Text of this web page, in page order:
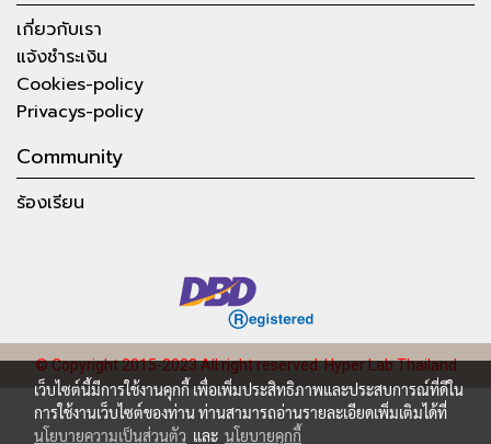
เกี่ยวกับเรา
แจ้งชำระเงิน
Cookies-policy
Privacys-policy
Community
ร้องเรียน
© Copyright 2015-2023 All right reserved.Hyper Lab Thailand
เว็บไซต์นี้มีการใช้งานคุกกี้ เพื่อเพิ่มประสิทธิภาพและประสบการณ์ที่ดีใน
การใช้งานเว็บไซต์ของท่าน ท่านสามารถอ่านรายละเอียดเพิ่มเติมได้ที่
นโยบายความเป็นส่วนตัว และ นโยบายคุกกี้